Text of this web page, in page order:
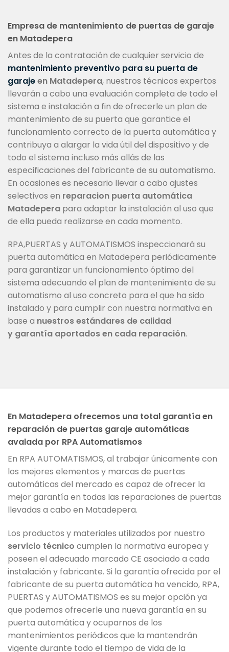
Empresa de mantenimiento de puertas de garaje
en Matadepera
Antes de la contratación de cualquier servicio de
mantenimiento preventivo para su puerta de
garajeen Matadepera, nuestros técnicos expertos
llevarán a cabo una evaluación completa de todo el
sistema e instalación a fin de ofrecerle un plan de
mantenimiento de su puerta que garantice el
funcionamiento correcto de la puerta automática y
contribuya a alargar la vida útil del dispositivo y de
todo el sistema incluso más allás de las
especificaciones del fabricante de su automatismo.
En ocasiones es necesario llevar a cabo ajustes
selectivos en reparacion puerta automática
Matadepera para adaptar la instalación al uso que
de ella pueda realizarse en cada momento.
RPA,PUERTAS y AUTOMATISMOS inspeccionará su
puerta automática en Matadepera periódicamente
para garantizar un funcionamiento óptimo del
sistema adecuando el plan de mantenimiento de su
automatismo al uso concreto para el que ha sido
instalado y para cumplir con nuestra normativa en
base a nuestros estándares de calidad
y garantía aportados en cada reparación.
En Matadepera ofrecemos una total garantía en
reparación de puertas garaje automáticas
avalada por RPA Automatismos
En RPA AUTOMATISMOS, al trabajar únicamente con
los mejores elementos y marcas de puertas
automáticas del mercado es capaz de ofrecer la
mejor garantía en todas las reparaciones de puertas
llevadas a cabo en Matadepera.
Los productos y materiales utilizados por nuestro
servicio técnico cumplen la normativa europea y
poseen el adecuado marcado CE asociado a cada
instalación y fabricante. Si la garantía ofrecida por el
fabricante de su puerta automática ha vencido, RPA,
PUERTAS y AUTOMATISMOS es su mejor opción ya
que podemos ofrecerle una nueva garantía en su
puerta automática y ocuparnos de los
mantenimientos periódicos que la mantendrán
vigente durante todo el tiempo de vida de la